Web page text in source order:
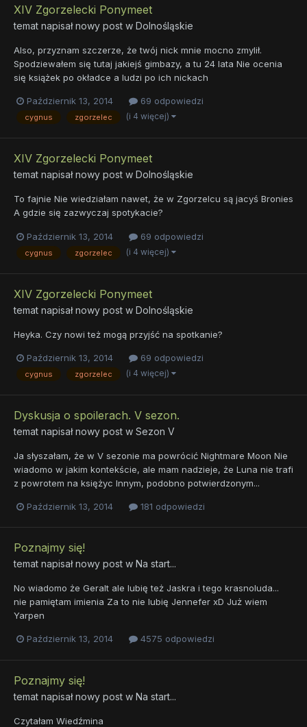
XIV Zgorzelecki Ponymeet
temat napisał nowy post w Dolnośląskie
Also, przyznam szczerze, że twój nick mnie mocno zmylił.
Spodziewałem się tutaj jakiejś gimbazy, a tu 24 lata Nie ocenia
się książek po okładce a ludzi po ich nickach
Październik 13, 2014 69 odpowiedzi
cygnus zgorzelec (i 4 więcej)
XIV Zgorzelecki Ponymeet
temat napisał nowy post w Dolnośląskie
To fajnie Nie wiedziałam nawet, że w Zgorzelcu są jacyś Bronies
A gdzie się zazwyczaj spotykacie?
Październik 13, 2014 69 odpowiedzi
cygnus zgorzelec (i 4 więcej)
XIV Zgorzelecki Ponymeet
temat napisał nowy post w Dolnośląskie
Heyka. Czy nowi też mogą przyjść na spotkanie?
Październik 13, 2014 69 odpowiedzi
cygnus zgorzelec (i 4 więcej)
Dyskusja o spoilerach. V sezon.
temat napisał nowy post w Sezon V
Ja słyszałam, że w V sezonie ma powrócić Nightmare Moon Nie
wiadomo w jakim kontekście, ale mam nadzieje, że Luna nie trafi
z powrotem na księżyc Innym, podobno potwierdzonym...
Październik 13, 2014 181 odpowiedzi
Poznajmy się!
temat napisał nowy post w Na start...
No wiadomo że Geralt ale lubię też Jaskra i tego krasnoluda...
nie pamiętam imienia Za to nie lubię Jennefer xD Już wiem
Yarpen
Październik 13, 2014 4575 odpowiedzi
Poznajmy się!
temat napisał nowy post w Na start...
Czytałam Wiedźmina